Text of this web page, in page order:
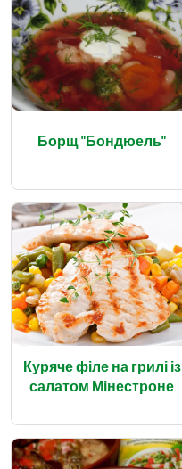
Борщ "Бондюель"
Куряче філе на грилі із
салатом Мінестроне